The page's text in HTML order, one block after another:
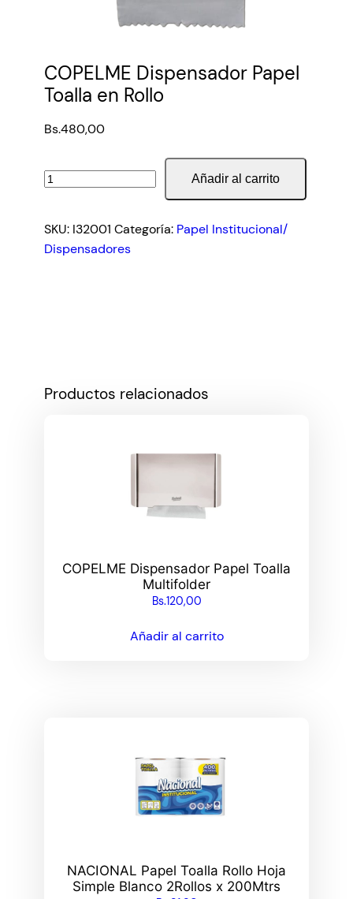
COPELME Dispensador Papel
Toalla en Rollo
Bs.480,00
COPELME
Toalla
en
Añadir al carrito
SKU: I32001 Categoría: Papel Institucional/
Dispensadores
Productos relacionados
COPELME Dispensador Papel Toalla
Multifolder
Bs.120,00
Añadir al carrito
NACIONAL Papel Toalla Rollo Hoja
Simple Blanco 2Rollos x 200Mtrs